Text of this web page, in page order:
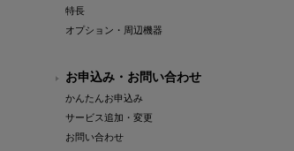
特長
オプション・周辺機器
お申込み・お問い合わせ
かんたんお申込み
サービス追加・変更
お問い合わせ